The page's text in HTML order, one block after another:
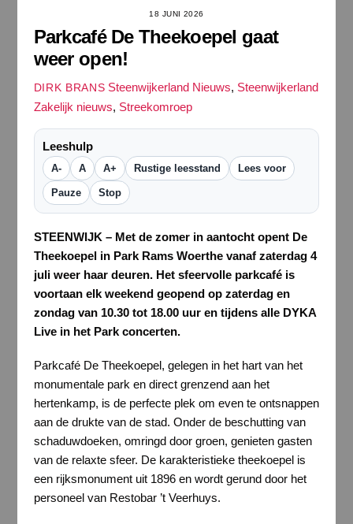
18 JUNI 2026
Parkcafé De Theekoepel gaat
weer open!
DIRK BRANS Steenwijkerland Nieuws, Steenwijkerland
Zakelijk nieuws, Streekomroep
Leeshulp
A- A A+ Rustige leesstand Lees voor
Pauze Stop
STEENWIJK – Met de zomer in aantocht opent De
Theekoepel in Park Rams Woerthe vanaf zaterdag 4
juli weer haar deuren. Het sfeervolle parkcafé is
voortaan elk weekend geopend op zaterdag en
zondag van 10.30 tot 18.00 uur en tijdens alle DYKA
Live in het Park concerten.
Parkcafé De Theekoepel, gelegen in het hart van het
monumentale park en direct grenzend aan het
hertenkamp, is de perfecte plek om even te ontsnappen
aan de drukte van de stad. Onder de beschutting van
schaduwdoeken, omringd door groen, genieten gasten
van de relaxte sfeer. De karakteristieke theekoepel is
een rijksmonument uit 1896 en wordt gerund door het
personeel van Restobar ’t Veerhuys.